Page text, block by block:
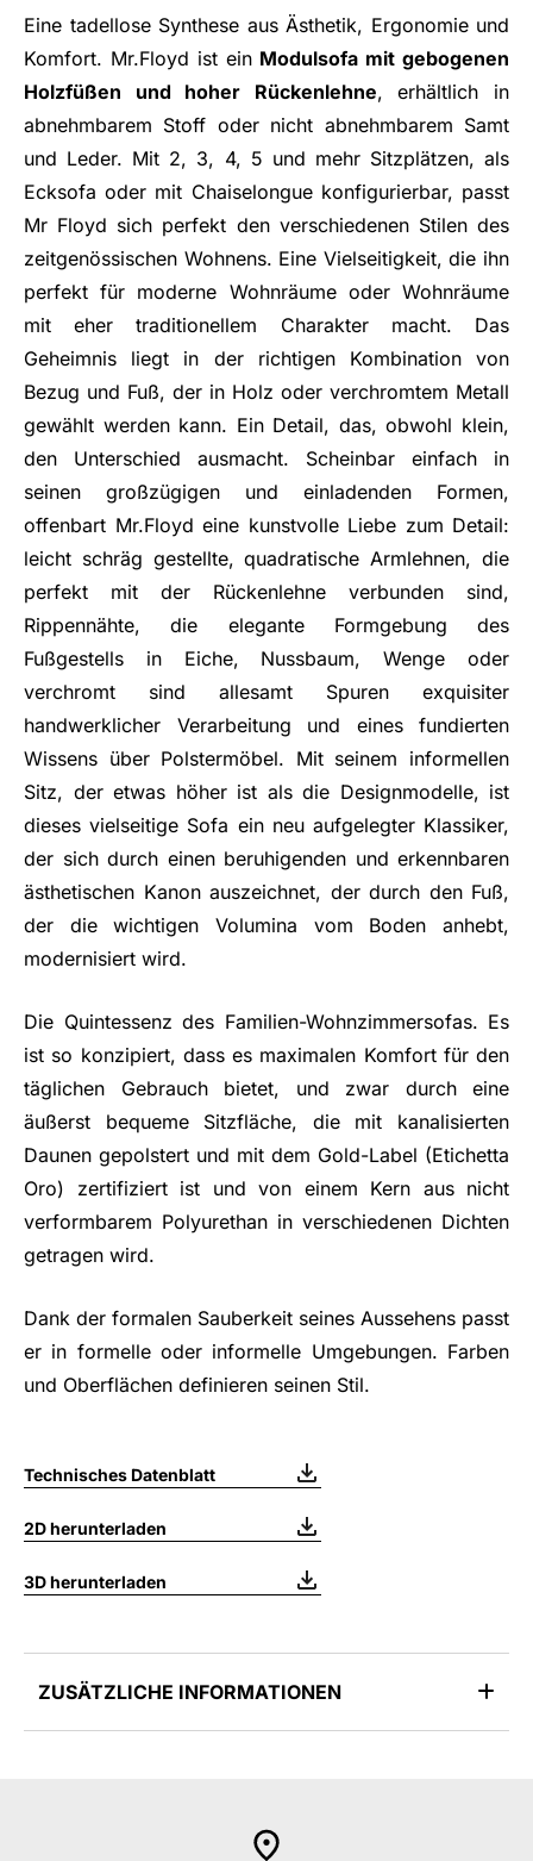
Eine tadellose Synthese aus Ästhetik, Ergonomie und
Komfort. Mr.Floyd ist ein Modulsofa mit gebogenen
Holzfüßen und hoher Rückenlehne, erhältlich in
abnehmbarem Stoff oder nicht abnehmbarem Samt
und Leder. Mit 2, 3, 4, 5 und mehr Sitzplätzen, als
Ecksofa oder mit Chaiselongue konfigurierbar, passt
Mr Floyd sich perfekt den verschiedenen Stilen des
zeitgenössischen Wohnens. Eine Vielseitigkeit, die ihn
perfekt für moderne Wohnräume oder Wohnräume
mit eher traditionellem Charakter macht. Das
Geheimnis liegt in der richtigen Kombination von
Bezug und Fuß, der in Holz oder verchromtem Metall
gewählt werden kann. Ein Detail, das, obwohl klein,
den Unterschied ausmacht. Scheinbar einfach in
seinen großzügigen und einladenden Formen,
offenbart Mr.Floyd eine kunstvolle Liebe zum Detail:
leicht schräg gestellte, quadratische Armlehnen, die
perfekt mit der Rückenlehne verbunden sind,
Rippennähte, die elegante Formgebung des
Fußgestells in Eiche, Nussbaum, Wenge oder
verchromt sind allesamt Spuren exquisiter
handwerklicher Verarbeitung und eines fundierten
Wissens über Polstermöbel. Mit seinem informellen
Sitz, der etwas höher ist als die Designmodelle, ist
dieses vielseitige Sofa ein neu aufgelegter Klassiker,
der sich durch einen beruhigenden und erkennbaren
ästhetischen Kanon auszeichnet, der durch den Fuß,
der die wichtigen Volumina vom Boden anhebt,
modernisiert wird.
Die Quintessenz des Familien-Wohnzimmersofas. Es
ist so konzipiert, dass es maximalen Komfort für den
täglichen Gebrauch bietet, und zwar durch eine
äußerst bequeme Sitzfläche, die mit kanalisierten
Daunen gepolstert und mit dem Gold-Label (Etichetta
Oro) zertifiziert ist und von einem Kern aus nicht
verformbarem Polyurethan in verschiedenen Dichten
getragen wird.
Dank der formalen Sauberkeit seines Aussehens passt
er in formelle oder informelle Umgebungen. Farben
und Oberflächen definieren seinen Stil.
Technisches Datenblatt
2D herunterladen
3D herunterladen
ZUSÄTZLICHE INFORMATIONEN